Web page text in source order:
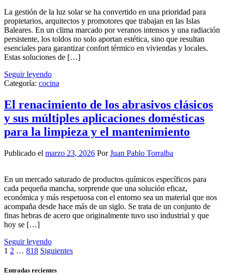
La gestión de la luz solar se ha convertido en una prioridad para
propietarios, arquitectos y promotores que trabajan en las Islas
Baleares. En un clima marcado por veranos intensos y una radiación
persistente, los toldos no solo aportan estética, sino que resultan
esenciales para garantizar confort térmico en viviendas y locales.
Estas soluciones de […]
Seguir leyendo
Categoría: cocina
El renacimiento de los abrasivos clásicos
y sus múltiples aplicaciones domésticas
para la limpieza y el mantenimiento
Publicado el marzo 23, 2026 PorJuan Pablo Torralba
En un mercado saturado de productos químicos específicos para
cada pequeña mancha, sorprende que una solución eficaz,
económica y más respetuosa con el entorno sea un material que nos
acompaña desde hace más de un siglo. Se trata de un conjunto de
finas hebras de acero que originalmente tuvo uso industrial y que
hoy se […]
Seguir leyendo
Navegación
de
1 2 … 818 Siguientes
Entradas recientes